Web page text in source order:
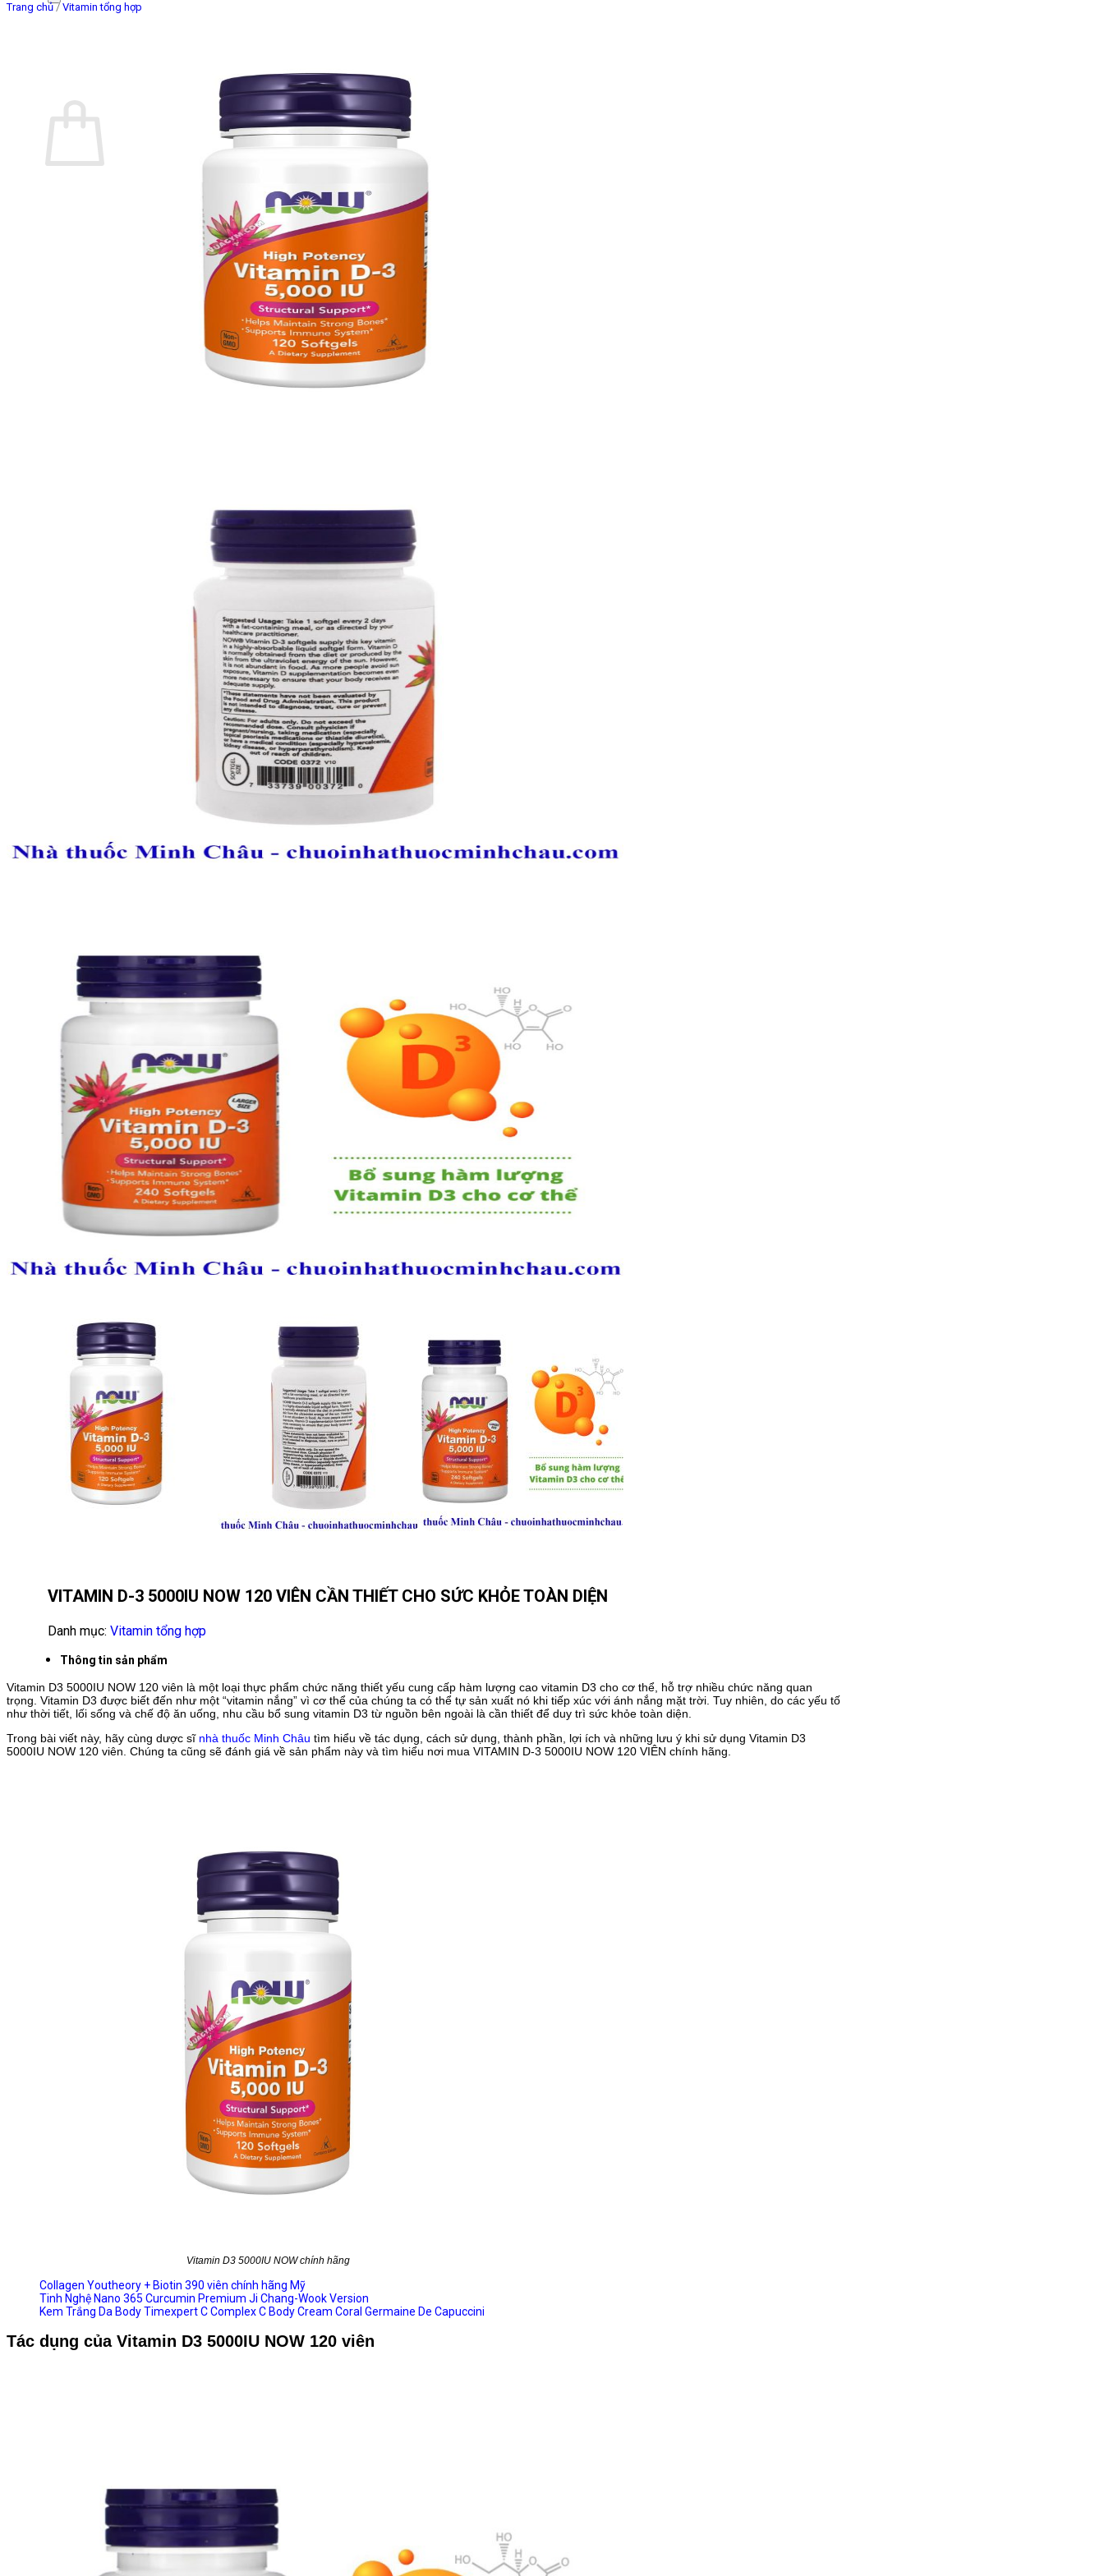
Trang chủ / Vitamin tổng hợp
VITAMIN D-3 5000IU NOW 120 VIÊN CẦN THIẾT CHO SỨC KHỎE TOÀN DIỆN
Danh mục: Vitamin tổng hợp
Thông tin sản phẩm
Vitamin D3 5000IU NOW 120 viên là một loại thực phẩm chức năng thiết yếu cung cấp hàm lượng cao vitamin D3 cho cơ thể, hỗ trợ nhiều chức năng quan
trọng. Vitamin D3 được biết đến như một “vitamin nắng” vì cơ thể của chúng ta có thể tự sản xuất nó khi tiếp xúc với ánh nắng mặt trời. Tuy nhiên, do các yếu tố
như thời tiết, lối sống và chế độ ăn uống, nhu cầu bổ sung vitamin D3 từ nguồn bên ngoài là cần thiết để duy trì sức khỏe toàn diện.
Trong bài viết này, hãy cùng dược sĩnhà thuốc Minh Châu tìm hiểu về tác dụng, cách sử dụng, thành phần, lợi ích và những lưu ý khi sử dụng Vitamin D3
5000IU NOW 120 viên. Chúng ta cũng sẽ đánh giá về sản phẩm này và tìm hiểu nơi mua VITAMIN D-3 5000IU NOW 120 VIÊN chính hãng.
Vitamin D3 5000IU NOW chính hãng
Collagen Youtheory + Biotin 390 viên chính hãng Mỹ
Tinh Nghệ Nano 365 Curcumin Premium Ji Chang-Wook Version
Kem Trắng Da Body Timexpert C Complex C Body Cream Coral Germaine De Capuccini
Tác dụng của Vitamin D3 5000IU NOW 120 viên